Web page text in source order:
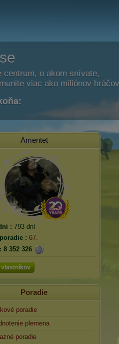
centrum, o akom snívate,
viac ako miliónov
Amentet
: 793 dní
: 67.
8 352 326
vlastníkov
Poradie
poradie
plemena
poradie